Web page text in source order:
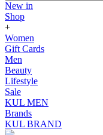
New in
Shop
+
Women
Gift Cards
Men
Beauty
Lifestyle
Sale
KUL MEN
Brands
KUL BRAND